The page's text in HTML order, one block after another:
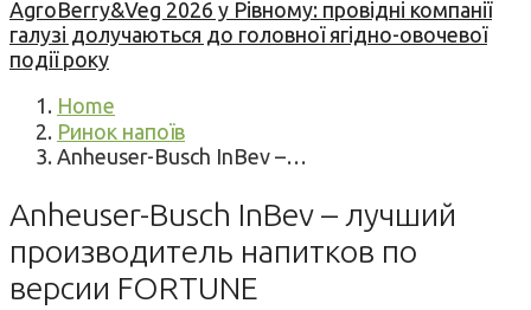
AgroBerry&Veg 2026 у Рівному: провідні компанії
галузі долучаються до головної ягідно-овочевої
події року
Home
Ринок напоїв
Anheuser-Busch InBev –…
Anheuser-Busch InBev – лучший
производитель напитков по
версии FORTUNE